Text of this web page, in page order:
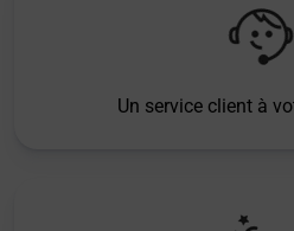
Un service client à